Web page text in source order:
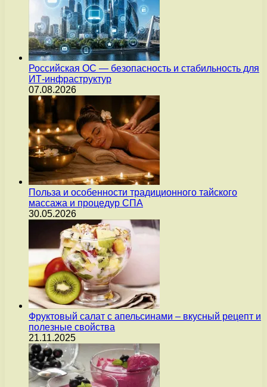
Российская ОС — безопасность и стабильность для
ИТ-инфраструктур
07.08.2026
Польза и особенности традиционного тайского
массажа и процедур СПА
30.05.2026
Фруктовый салат с апельсинами – вкусный рецепт и
полезные свойства
21.11.2025